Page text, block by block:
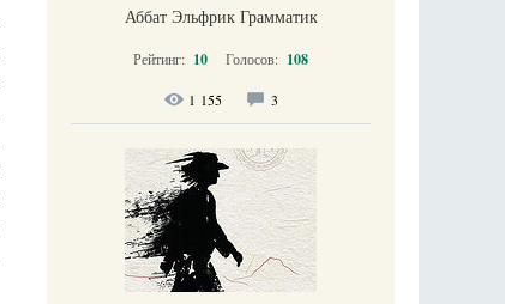
Аббат Эльфрик Грамматик
Рейтинг: 10 Голосов: 108
1 155 3